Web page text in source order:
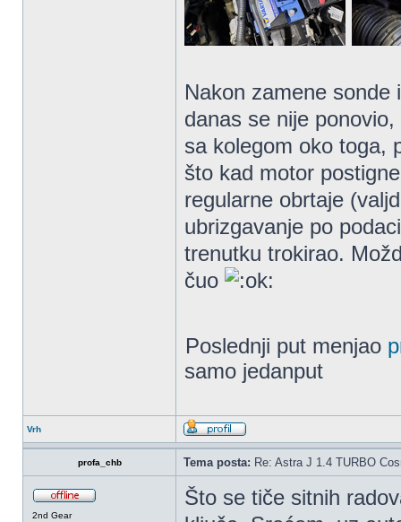
Nakon zamene
danas se nije
sa kolegom oko toga,
što kad motor
regularne obrtaje
ubrizgavanje po
trenutku trokirao.
čuo
Poslednji put menjao
samo jedanput
Vrh
profa_chb Tema posta: Re: Astra J 1.4 TURBO
2nd Gear
Što se tiče sitnih